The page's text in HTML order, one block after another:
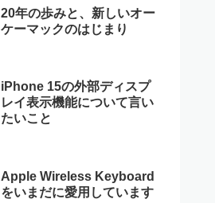
20年の歩みと、新しいオー
ケーマックのはじまり
iPhone 15の外部ディスプ
レイ表示機能について言い
たいこと
Apple Wireless Keyboard
をいまだに愛用しています